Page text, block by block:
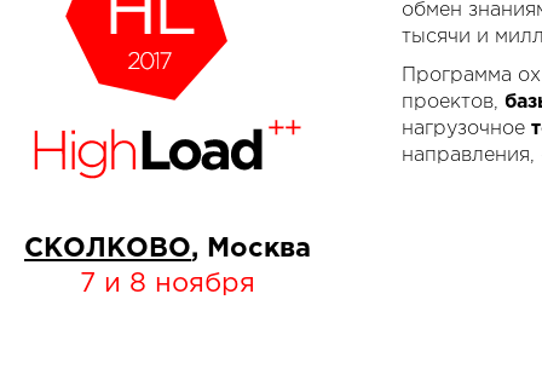
СКОЛКОВО, Москва
7 и 8 ноября
обмен
тысячи и
Программа
проектов,
нагрузочное